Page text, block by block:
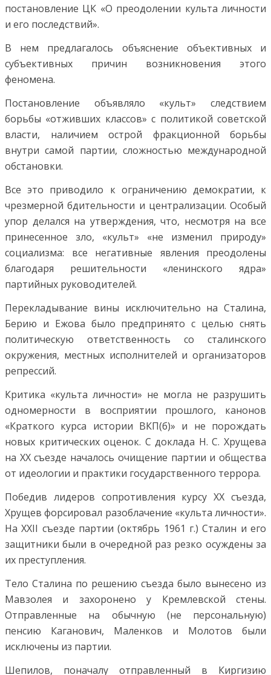
постановление ЦК «О преодолении культа личности
и его последствий».
В нем предлагалось объяснение объективных и
субъективных причин возникновения этого
феномена.
Постановление объявляло «культ» следствием
борьбы «отживших классов» с политикой советской
власти, наличием острой фракционной борьбы
внутри самой партии, сложностью международной
обстановки.
Все это приводило к ограничению демократии, к
чрезмерной бдительности и централизации. Особый
упор делался на утверждения, что, несмотря на все
принесенное зло, «культ» «не изменил природу»
социализма: все негативные явления преодолены
благодаря решительности «ленинского ядра»
партийных руководителей.
Перекладывание вины исключительно на Сталина,
Берию и Ежова было предпринято с целью снять
политическую ответственность со сталинского
окружения, местных исполнителей и организаторов
репрессий.
Критика «культа личности» не могла не разрушить
одномерности в восприятии прошлого, канонов
«Краткого курса истории ВКП(б)» и не порождать
новых критических оценок. С доклада Н. С. Хрущева
на XX съезде началось очищение партии и общества
от идеологии и практики государственного террора.
Победив лидеров сопротивления курсу XX съезда,
Хрущев форсировал разоблачение «культа личности».
На XXII съезде партии (октябрь 1961 г.) Сталин и его
защитники были в очередной раз резко осуждены за
их преступления.
Тело Сталина по решению съезда было вынесено из
Мавзолея и захоронено у Кремлевской стены.
Отправленные на обычную (не персональную)
пенсию Каганович, Маленков и Молотов были
исключены из партии.
Шепилов, поначалу отправленный в Киргизию